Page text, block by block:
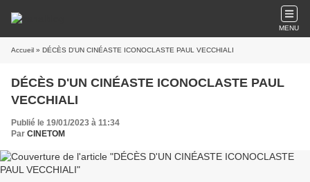
MENU
Accueil » DÉCÈS D'UN CINÉASTE ICONOCLASTE PAUL VECCHIALI
DÉCÈS D'UN CINÉASTE ICONOCLASTE PAUL
VECCHIALI
Publié le 19/01/2023 à 11:34
Par CINETOM